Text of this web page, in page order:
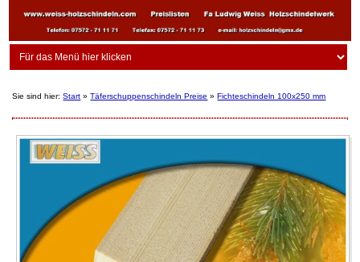
Sie sind hier:Start »Täferschuppenschindeln Preise »Fichteschindeln 100x250 mm